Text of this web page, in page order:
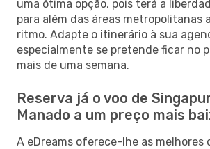
uma ótima opção, pois terá a
para além das áreas metropolitanas
ritmo. Adapte o itinerário à sua
especialmente se pretende ficar no
mais de uma semana.
Reserva já o voo de
Manado a um preço mais
A eDreams oferece-lhe as melhores